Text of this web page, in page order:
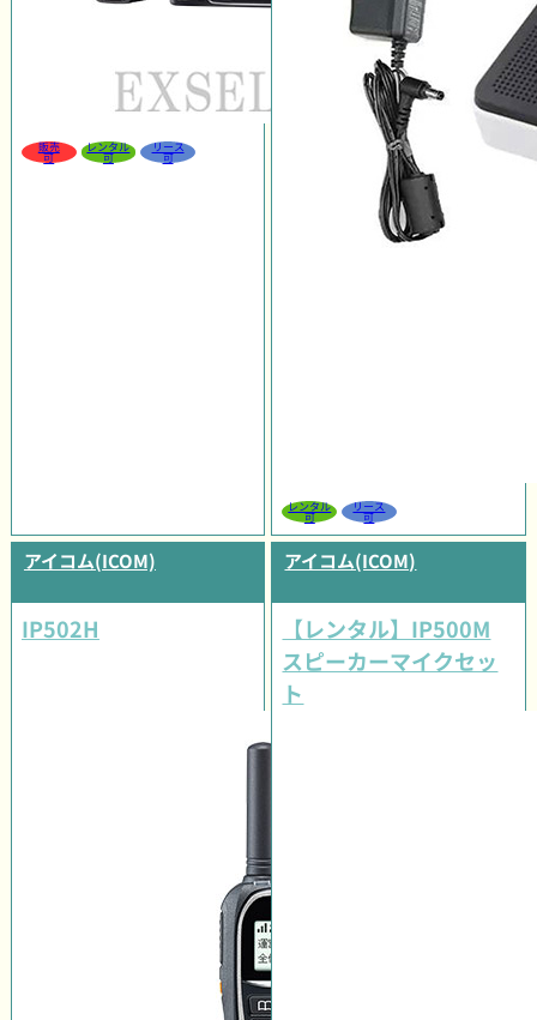
販売
可
レンタル
可
リース
可
レンタル
可
リース
可
アイコム(ICOM)
IP502H
アイコム(ICOM)
【レンタル】IP500M
スピーカーマイクセッ
ト